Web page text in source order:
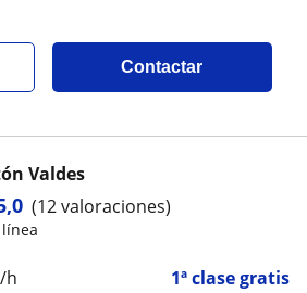
Contactar
/h 1ª clase gratis
Valdes
(12 valoraciones)
línea